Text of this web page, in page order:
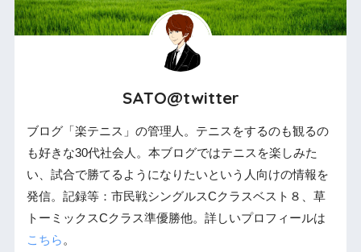
SATO@twitter
ブログ「楽テニス」の管理人。テニスをするのも観るの
も好きな30代社会人。本ブログではテニスを楽しみた
い、試合で勝てるようになりたいという人向けの情報を
発信。記録等：市民戦シングルスCクラスベスト８、草
トーミックスCクラス準優勝他。詳しいプロフィールは
こちら 。